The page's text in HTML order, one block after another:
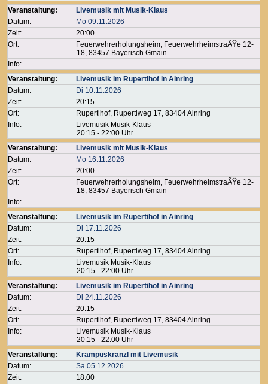
Veranstaltung:
Livemusik mit Musik-Klaus
Datum:
Mo 09.11.2026
Zeit:
20:00
Ort:
Feuerwehrerholungsheim, FeuerwehrheimstraÃŸe 12-
18, 83457 Bayerisch Gmain
Info:
Veranstaltung:
Livemusik im Rupertihof in Ainring
Datum:
Di 10.11.2026
Zeit:
20:15
Ort:
Rupertihof, Rupertiweg 17, 83404 Ainring
Info:
Livemusik Musik-Klaus
20:15 - 22:00 Uhr
Veranstaltung:
Livemusik mit Musik-Klaus
Datum:
Mo 16.11.2026
Zeit:
20:00
Ort:
Feuerwehrerholungsheim, FeuerwehrheimstraÃŸe 12-
18, 83457 Bayerisch Gmain
Info:
Veranstaltung:
Livemusik im Rupertihof in Ainring
Datum:
Di 17.11.2026
Zeit:
20:15
Ort:
Rupertihof, Rupertiweg 17, 83404 Ainring
Info:
Livemusik Musik-Klaus
20:15 - 22:00 Uhr
Veranstaltung:
Livemusik im Rupertihof in Ainring
Datum:
Di 24.11.2026
Zeit:
20:15
Ort:
Rupertihof, Rupertiweg 17, 83404 Ainring
Info:
Livemusik Musik-Klaus
20:15 - 22:00 Uhr
Veranstaltung:
Krampuskranzl mit Livemusik
Datum:
Sa 05.12.2026
Zeit:
18:00